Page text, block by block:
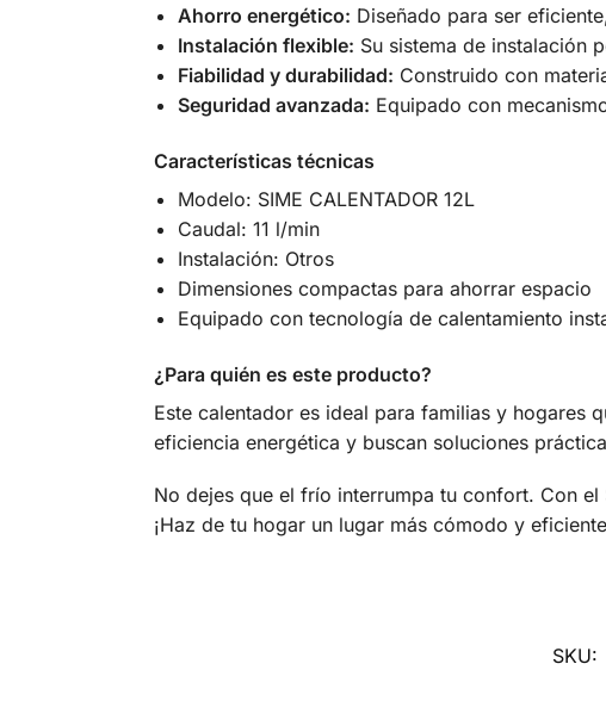
Ahorro energético: Diseñado para ser
Instalación flexible: Su sistema de instalación
Fiabilidad y durabilidad: Construido con
Seguridad avanzada: Equipado con
Características técnicas
Modelo: SIME CALENTADOR 12L
Caudal: 11 l/min
Instalación: Otros
Dimensiones compactas para ahorrar espacio
Equipado con tecnología de calentamiento
¿Para quién es este producto?
Este calentador es ideal para familias y hogares
eficiencia energética y buscan soluciones
No dejes que el frío interrumpa tu confort. Con el
¡Haz de tu hogar un lugar más cómodo y
SKU: